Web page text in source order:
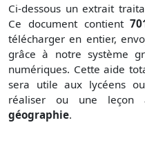
Ci-dessous un extrait
Ce document contient
télécharger en entier,
grâce à notre système
numériques. Cette aide
sera utile aux lycéens
réaliser ou une leçon
géographie.